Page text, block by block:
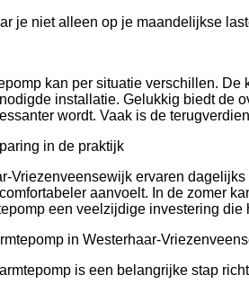
je niet alleen op je maandelijkse
kan per situatie verschillen.
installatie. Gelukkig biedt de
wordt. Vaak is de
in de praktijk
Vriezenveensewijk ervaren
aanvoelt. In de zomer
een veelzijdige investering
in Westerhaar-
is een belangrijke stap